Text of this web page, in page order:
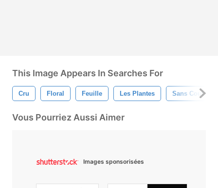
This Image Appears In Searches For
Cru Floral Feuille Les Plantes Sans Couture
Vous Pourriez Aussi Aimer
Images sponsorisées